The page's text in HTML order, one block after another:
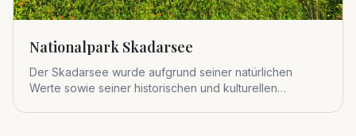
Nationalpark Skadarsee
Der Skadarsee wurde aufgrund seiner natürlichen
Werte sowie seiner historischen und kulturellen